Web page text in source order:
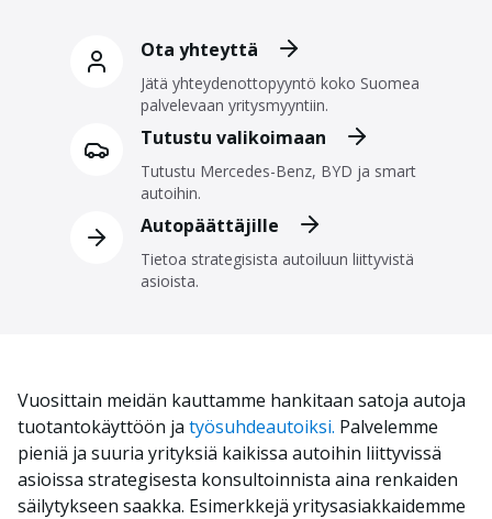
Ota yhteyttä
Jätä yhteydenottopyyntö koko Suomea
palvelevaan yritysmyyntiin.
Tutustu valikoimaan
Tutustu Mercedes-Benz, BYD ja smart
autoihin.
Autopäättäjille
Tietoa strategisista autoiluun liittyvistä
asioista.
Vuosittain meidän kauttamme hankitaan satoja autoja
tuotantokäyttöön ja työsuhdeautoiksi. Palvelemme
pieniä ja suuria yrityksiä kaikissa autoihin liittyvissä
asioissa strategisesta konsultoinnista aina renkaiden
säilytykseen saakka. Esimerkkejä yritysasiakkaidemme